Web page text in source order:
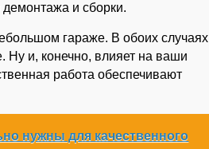
и сборки.
гараже. В обоих случаях
Ну и, конечно, влияет на ваши
работа обеспечивают
нужны для качественного